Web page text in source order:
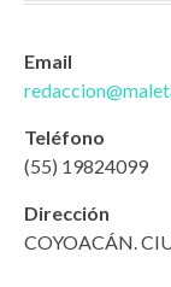
Email
Teléfono
(55) 19824099
Dirección
COYOACÁN.